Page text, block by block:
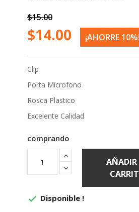
$14.00 ¡AHORRE
Clip
Porta Microfono
Rosca Plastico
Excelente Calidad
AÑADIR
Disponible !